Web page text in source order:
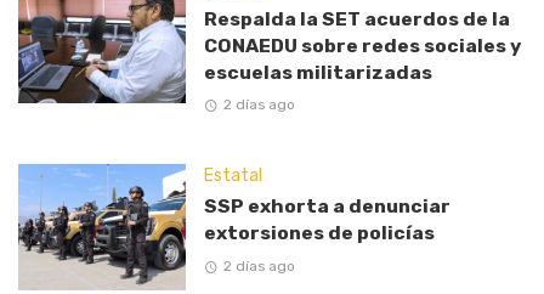
Respalda la SET acuerdos de la
CONAEDU sobre redes sociales y
escuelas militarizadas
2 días ago
Estatal
SSP exhorta a denunciar
extorsiones de policías
2 días ago